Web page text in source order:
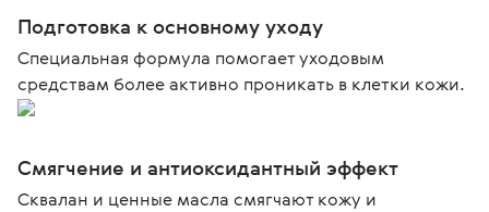
Подготовка к основному уходу
Специальная формула помогает уходовым
средствам более активно проникать в клетки кожи.
Смягчение и антиоксидантный эффект
Сквалан и ценные масла смягчают кожу и